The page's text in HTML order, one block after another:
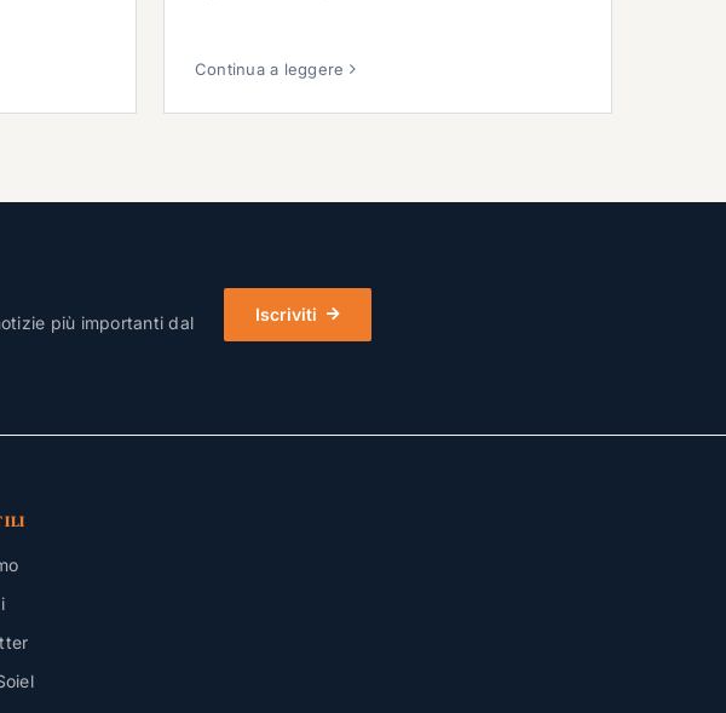
Continua a leggere
più importanti dal
Iscriviti